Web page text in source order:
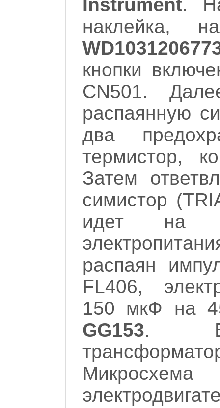
Instrument.
наклейка,
кнопки
CN501.
распаянную
два
термистор,
Затем
симистор
идет на
распаян
FL406,
150 мкФ на
GG153.